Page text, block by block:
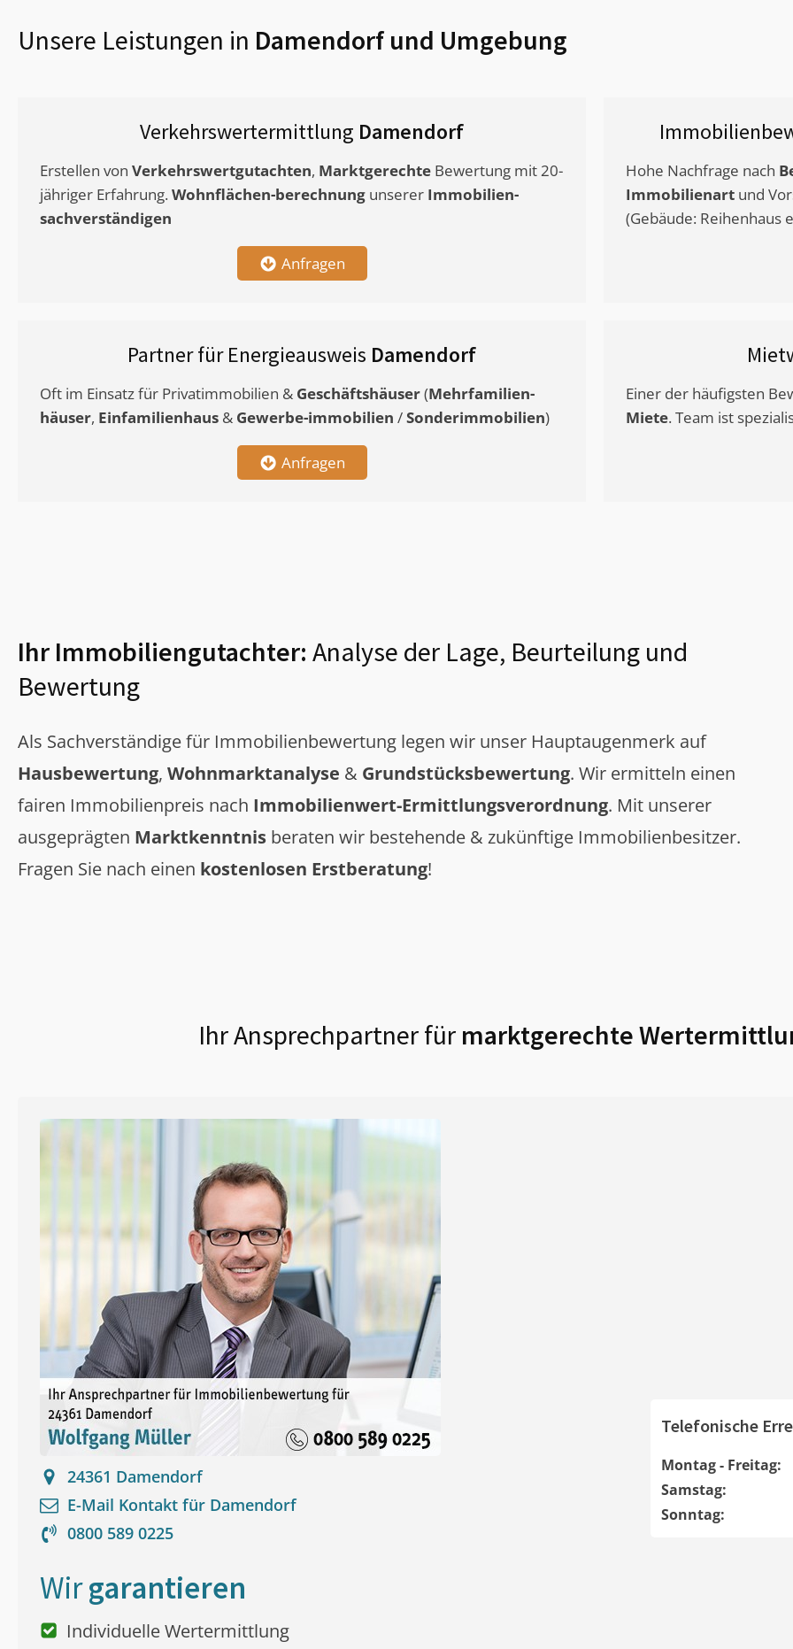
Unsere Leistungen in Damendorfund Umgebung
Verkehrswertermittlung Damendorf
Erstellen von Verkehrswertgutachten, Marktgerechte Bewertung mit 20-
jähriger Erfahrung. Wohnflächen-berechnung unserer Immobilien-
sachverständigen
Anfragen
Hohe Nachfrage nach
Immobilienart und
(Gebäude: Reihenhaus
Partner für Energieausweis Damendorf
Oft im Einsatz für Privatimmobilien & Geschäftshäuser(Mehrfamilien-
häuser, Einfamilienhaus & Gewerbe-immobilien /Sonderimmobilien)
Anfragen
Einer der häufigsten
Miete. Team ist
Ihr Immobiliengutachter: Analyse der Lage, Beurteilung und
Bewertung
Als Sachverständige für Immobilienbewertung legen wir unser Hauptaugenmerk auf
Hausbewertung, Wohnmarktanalyse & Grundstücksbewertung. Wir ermitteln einen
fairen Immobilienpreis nach Immobilienwert-Ermittlungsverordnung. Mit unserer
ausgeprägten Marktkenntnis beraten wir bestehende & zukünftige Immobilienbesitzer.
Fragen Sie nach einen kostenlosen Erstberatung!
Ihr Ansprechpartner für marktgerechte
24361 Damendorf
E-Mail Kontakt für Damendorf
0800 589 0225
Telefonische
Montag - Freitag:
Samstag:
Sonntag:
Wirgarantieren
Individuelle Wertermittlung